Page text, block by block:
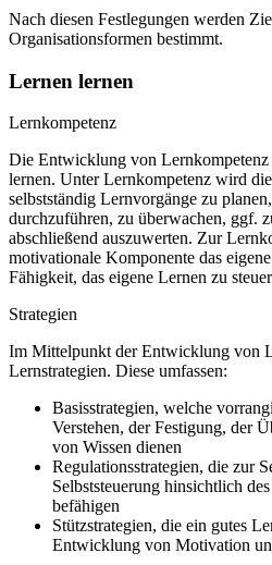
Nach diesen Festlegungen werden
Organisationsformen bestimmt.
Lernen lernen
Lernkompetenz
Die Entwicklung von Lernkompetenz
lernen. Unter Lernkompetenz wird
selbstständig Lernvorgänge zu
durchzuführen, zu überwachen, ggf.
abschließend auszuwerten. Zur
motivationale Komponente das
Fähigkeit, das eigene Lernen zu
Strategien
Im Mittelpunkt der Entwicklung von
Lernstrategien. Diese umfassen:
Basisstrategien, welche
Verstehen, der Festigung, der
von Wissen dienen
Regulationsstrategien, die zur
Selbststeuerung hinsichtlich
befähigen
Stützstrategien, die ein gutes
Entwicklung von Motivation